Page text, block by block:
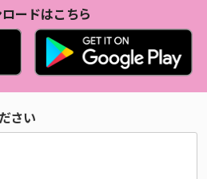
ードはこちら
さい